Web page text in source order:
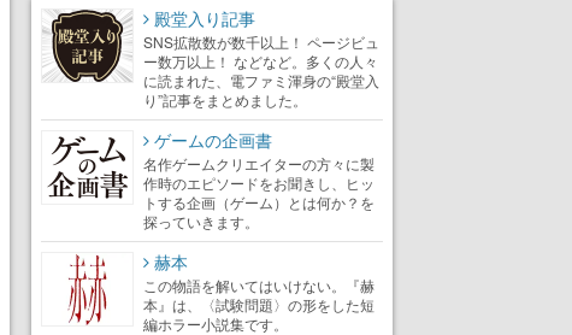
殿堂入り記事
SNS拡散数が数千以上！ ページビュ
ー数万以上！ などなど。多くの人々
に読まれた、電ファミ渾身の“殿堂入
り”記事をまとめました。
ゲームの企画書
名作ゲームクリエイターの方々に製
作時のエピソードをお聞きし、ヒッ
トする企画（ゲーム）とは何か？を
探っていきます。
赫本
この物語を解いてはいけない。『赫
本』は、〈試験問題〉の形をした短
編ホラー小説集です。